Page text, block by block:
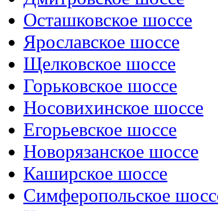
Осташковское шоссе
Ярославское шоссе
Щелковское шоссе
Горьковское шоссе
Носовихинское шоссе
Егорьевское шоссе
Новорязанское шоссе
Каширское шоссе
Симферопольское